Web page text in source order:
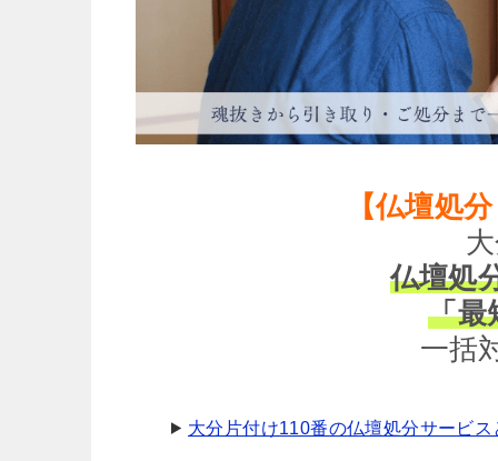
【仏壇処
仏壇処
「最
一括
大分片付け110番の仏壇処分サービス